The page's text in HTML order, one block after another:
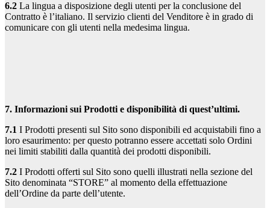
6.2 La lingua a disposizione degli utenti per la conclusione del
Contratto è l’italiano. Il servizio clienti del Venditore è in grado di
comunicare con gli utenti nella medesima lingua.
7. Informazioni sui Prodotti e disponibilità di quest’ultimi.
7.1 I Prodotti presenti sul Sito sono disponibili ed acquistabili fino a
loro esaurimento: per questo potranno essere accettati solo Ordini
nei limiti stabiliti dalla quantità dei prodotti disponibili.
7.2 I Prodotti offerti sul Sito sono quelli illustrati nella sezione del
Sito denominata “STORE” al momento della effettuazione
dell’Ordine da parte dell’utente.